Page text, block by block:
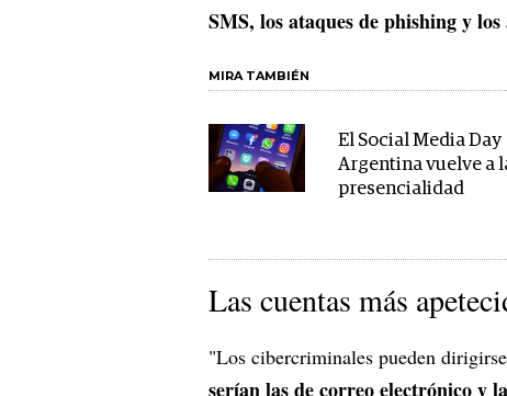
SMS, los ataques de phishing y
MIRA TAMBIÉN
El Social Media Day
Argentina vuelve a
presencialidad
Las cuentas más
"Los cibercriminales pueden
serían las de correo electrónico y